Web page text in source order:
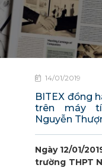
14/01/2019
BITEX đồng
trên máy
Nguyễn
Ngày 12/01/
trường THPT